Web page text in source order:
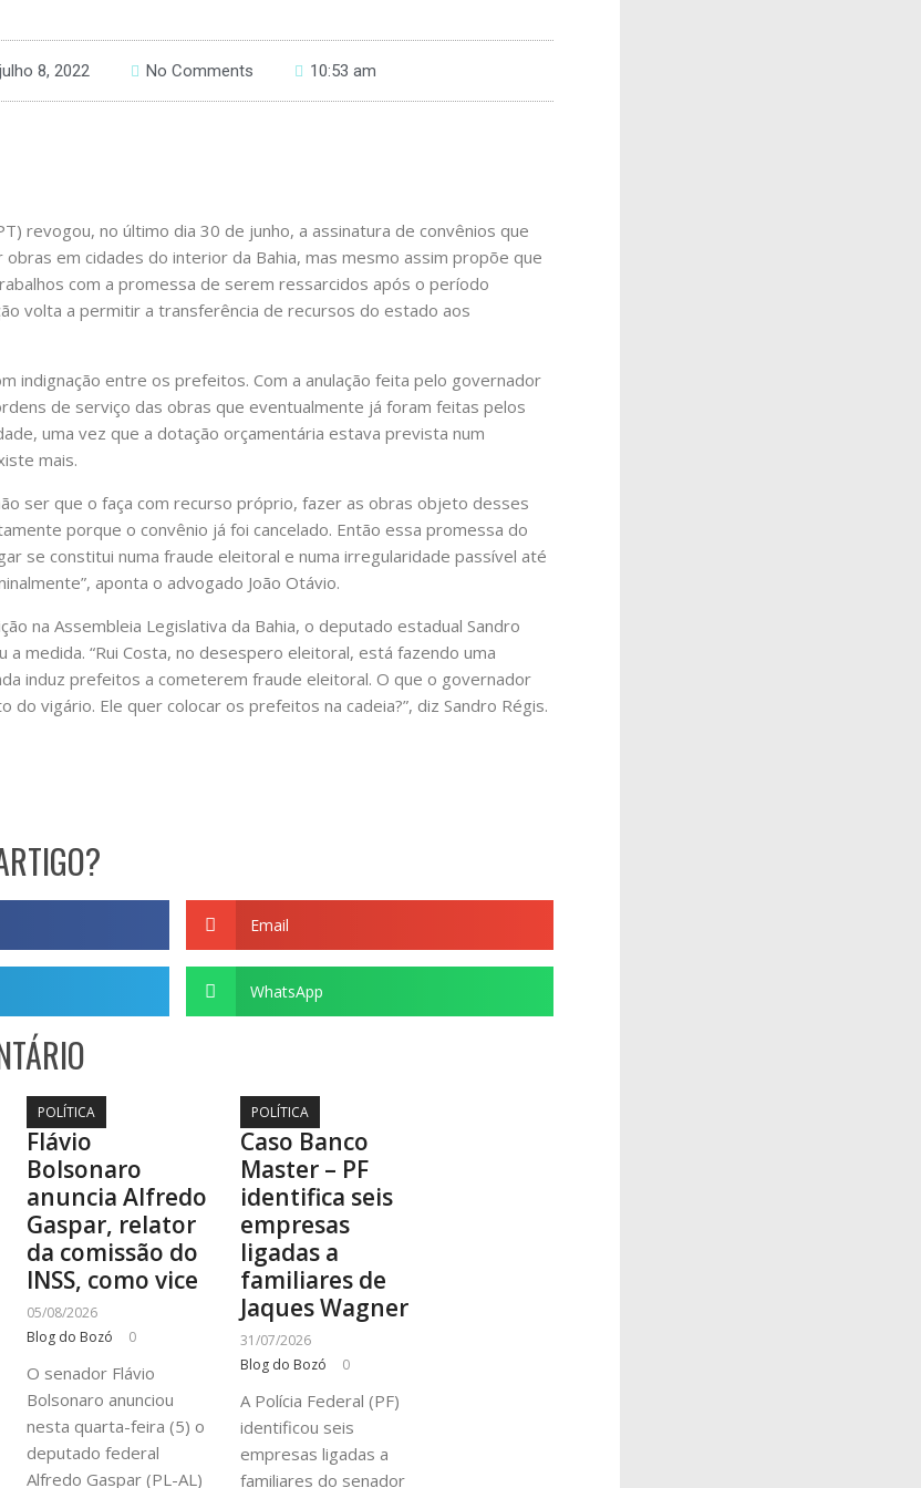
julho 8, 2022 No Comments 10:53 am
revogou, no último dia 30 de junho, a assinatura de convênios que
em cidades do interior da Bahia, mas mesmo assim propõe que
com a promessa de serem ressarcidos após o período
volta a permitir a transferência de recursos do estado aos
indignação entre os prefeitos. Com a anulação feita pelo governador
de serviço das obras que eventualmente já foram feitas pelos
uma vez que a dotação orçamentária estava prevista num
mais.
ser que o faça com recurso próprio, fazer as obras objeto desses
porque o convênio já foi cancelado. Então essa promessa do
se constitui numa fraude eleitoral e numa irregularidade passível até
aponta o advogado João Otávio.
na Assembleia Legislativa da Bahia, o deputado estadual Sandro
a medida. “Rui Costa, no desespero eleitoral, está fazendo uma
induz prefeitos a cometerem fraude eleitoral. O que o governador
vigário. Ele quer colocar os prefeitos na cadeia?”, diz Sandro Régis.
Email
WhatsApp
POLÍTICA
Flávio
Bolsonaro
anuncia Alfredo
Gaspar, relator
da comissão do
INSS, como vice
05/08/2026
Blog do Bozó
0
O senador Flávio
Bolsonaro anunciou
nesta quarta-feira (5) o
deputado federal
Alfredo Gaspar (PL-AL)
POLÍTICA
Caso Banco
Master – PF
identifica seis
empresas
ligadas a
familiares de
Jaques Wagner
31/07/2026
Blog do Bozó
0
A Polícia Federal (PF)
identificou seis
empresas ligadas a
familiares do senador